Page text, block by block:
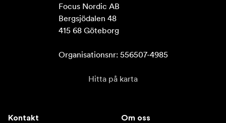
Focus Nordic AB
Bergsjödalen 48
415 68 Göteborg
Organisationsnr: 556507-4985
Hitta på karta
Kontakt Om oss